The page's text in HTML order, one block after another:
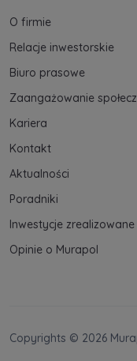
O firmie
Relacje inwestorskie
Biuro prasowe
Zaangażowanie
Kariera
Kontakt
Aktualności
Poradniki
Inwestycje zrealizowane
Opinie o Murapol
Copyrights © 2026